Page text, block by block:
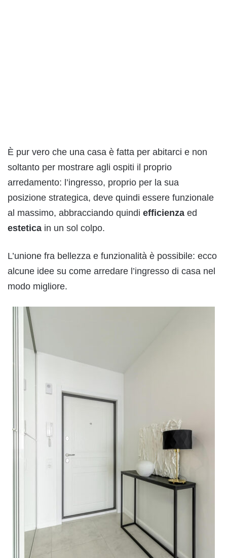
È pur vero che una casa è fatta per abitarci e non
soltanto per mostrare agli ospiti il proprio
arredamento: l’ingresso, proprio per la sua
posizione strategica, deve quindi essere funzionale
al massimo, abbracciando quindi efficienza ed
estetica in un sol colpo.
L’unione fra bellezza e funzionalità è possibile: ecco
alcune idee su come arredare l’ingresso di casa nel
modo migliore.